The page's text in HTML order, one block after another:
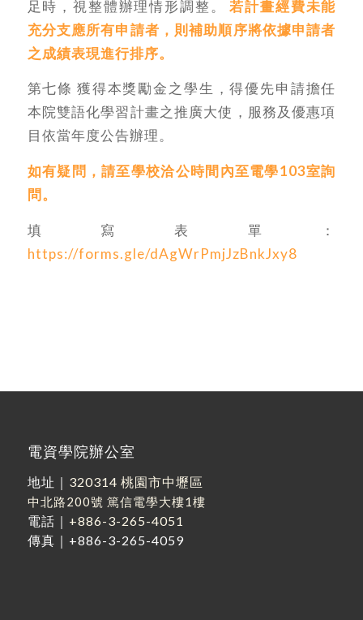
足時，視整體辦理情形調整。
若計畫經費未能
充分支應所有申請者，則補助順序將依據申請者
之成績表現進行排序。
第七條 獲得本獎勵金之學生，得優先申請擔任
本院雙語化學習計畫之推廣大使，服務及優惠項
目依當年度公告辦理。
如有疑問，請至學校洽公時間內至電學103室詢
問。
填寫表單：
https://forms.gle/dAgWrPmjJzBnkJxy8
電資學院辦公室
地址｜ 320314 桃園市中壢區
中北路200號 篤信電學大樓1樓
電話｜ +886-3-265-4051
傳真｜+886-3-265-4059